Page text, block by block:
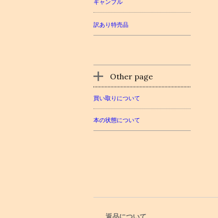
ギャンブル
訳あり特売品
Other page
買い取りについて
本の状態について